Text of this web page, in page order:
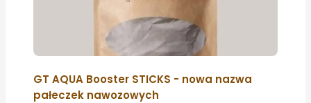
GT AQUA Booster STICKS - nowa nazwa
pałeczek nawozowych